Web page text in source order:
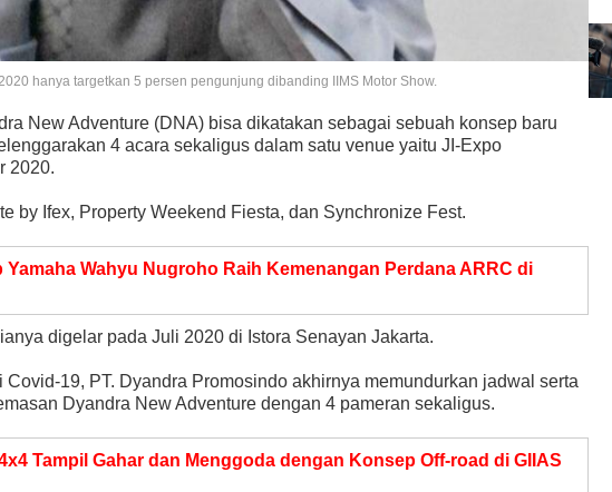
hanya targetkan 5 persen pengunjung dibanding IIMS Motor Show.
New Adventure (DNA) bisa dikatakan sebagai sebuah konsep baru
4 acara sekaligus dalam satu venue yaitu JI-Expo
2020.
by Ifex, Property Weekend Fiesta, dan Synchronize Fest.
Yamaha Wahyu Nugroho Raih Kemenangan Perdana ARRC di
digelar pada Juli 2020 di Istora Senayan Jakarta.
19, PT. Dyandra Promosindo akhirnya memundurkan jadwal serta
Dyandra New Adventure dengan 4 pameran sekaligus.
Tampil Gahar dan Menggoda dengan Konsep Off-road di GIIAS